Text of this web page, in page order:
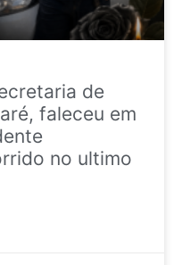
de
faleceu em
no ultimo